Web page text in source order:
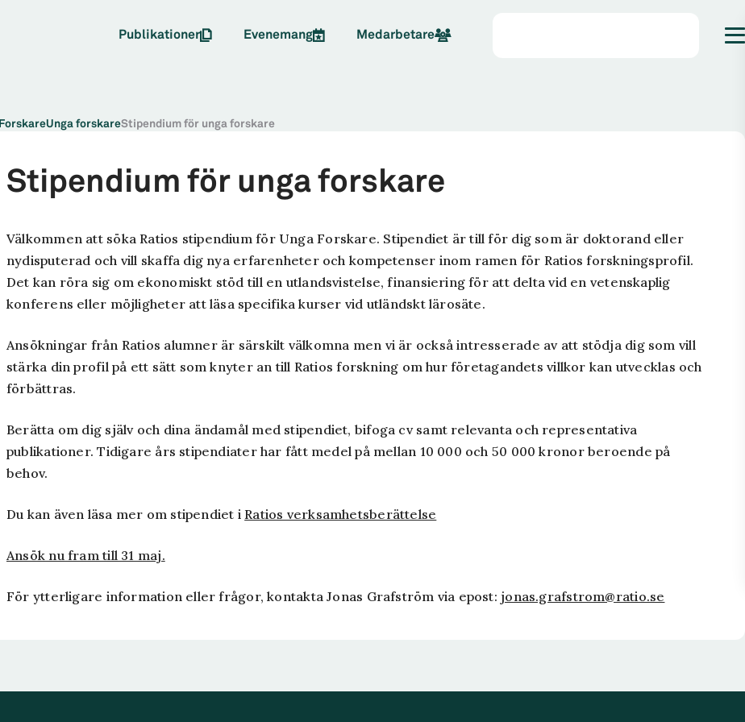
Publikationer Evenemang Medarbetare
ForskareUnga forskareStipendium för unga forskare
Stipendium för unga forskare
Välkommen att söka Ratios stipendium för Unga Forskare. Stipendiet är till för dig som är doktorand eller
nydisputerad och vill skaffa dig nya erfarenheter och kompetenser inom ramen för Ratios forskningsprofil.
Det kan röra sig om ekonomiskt stöd till en utlandsvistelse, finansiering för att delta vid en vetenskaplig
konferens eller möjligheter att läsa specifika kurser vid utländskt lärosäte.
Ansökningar från Ratios alumner är särskilt välkomna men vi är också intresserade av att stödja dig som vill
stärka din profil på ett sätt som knyter an till Ratios forskning om hur företagandets villkor kan utvecklas och
förbättras.
Berätta om dig själv och dina ändamål med stipendiet, bifoga cv samt relevanta och representativa
publikationer. Tidigare års stipendiater har fått medel på mellan 10 000 och 50 000 kronor beroende på
behov.
Du kan även läsa mer om stipendiet i Ratios verksamhetsberättelse
Ansök nu fram till 31 maj.
För ytterligare information eller frågor, kontakta Jonas Grafström via epost: jonas.grafstrom@ratio.se